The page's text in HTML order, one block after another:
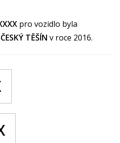
pro vozidlo byla
ČESKÝ TĚŠÍN v roce 2016.